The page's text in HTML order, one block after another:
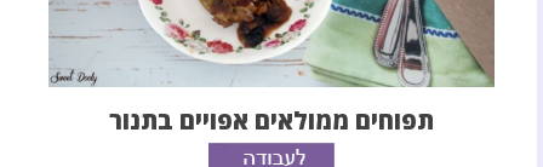
תפוחים ממולאים אפויים בתנור